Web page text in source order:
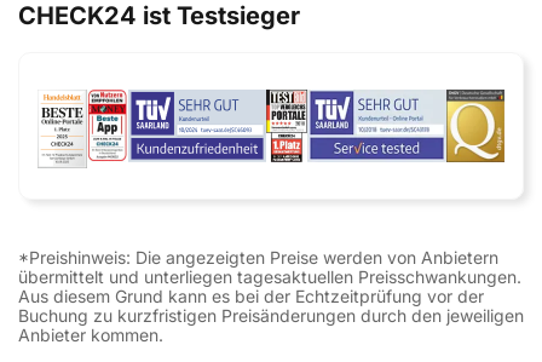
CHECK24 ist Testsieger
*Preishinweis: Die angezeigten Preise werden von Anbietern
übermittelt und unterliegen tagesaktuellen Preisschwankungen.
Aus diesem Grund kann es bei der Echtzeitprüfung vor der
Buchung zu kurzfristigen Preisänderungen durch den jeweiligen
Anbieter kommen.